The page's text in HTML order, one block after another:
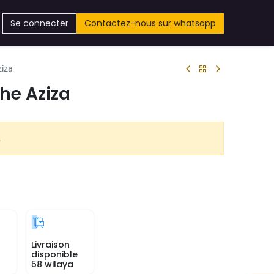
Se connecter Contactez-nous sur whatsapp
Aziza
Livraison
disponible
58 wilaya